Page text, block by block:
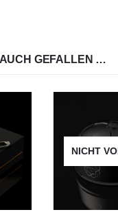
GEFALLEN …
NICHT